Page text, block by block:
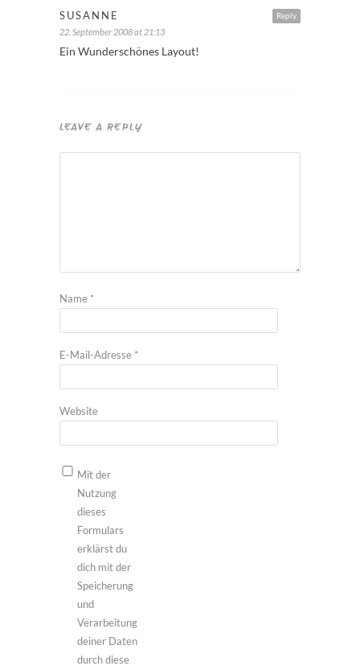
Reply
SUSANNE
22. September 2008 at 21:13
Ein Wunderschönes Layout!
LEAVE A REPLY
Name *
E-Mail-Adresse *
Website
Mit der
Nutzung
dieses
Formulars
erklärst du
dich mit der
Speicherung
und
Verarbeitung
deiner Daten
durch diese